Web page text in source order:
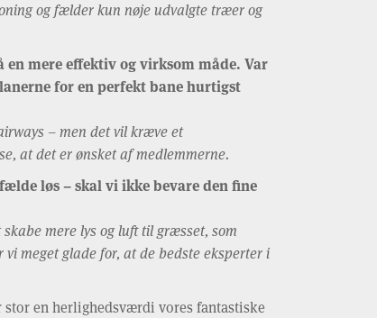
og fælder kun nøje udvalgte træer og
mere effektiv og virksom måde. Var
for en perfekt bane hurtigst
– men det vil kræve et
at det er ønsket af medlemmerne.
løs – skal vi ikke bevare den fine
mere lys og luft til græsset, som
meget glade for, at de bedste eksperter i
en herlighedsværdi vores fantastiske